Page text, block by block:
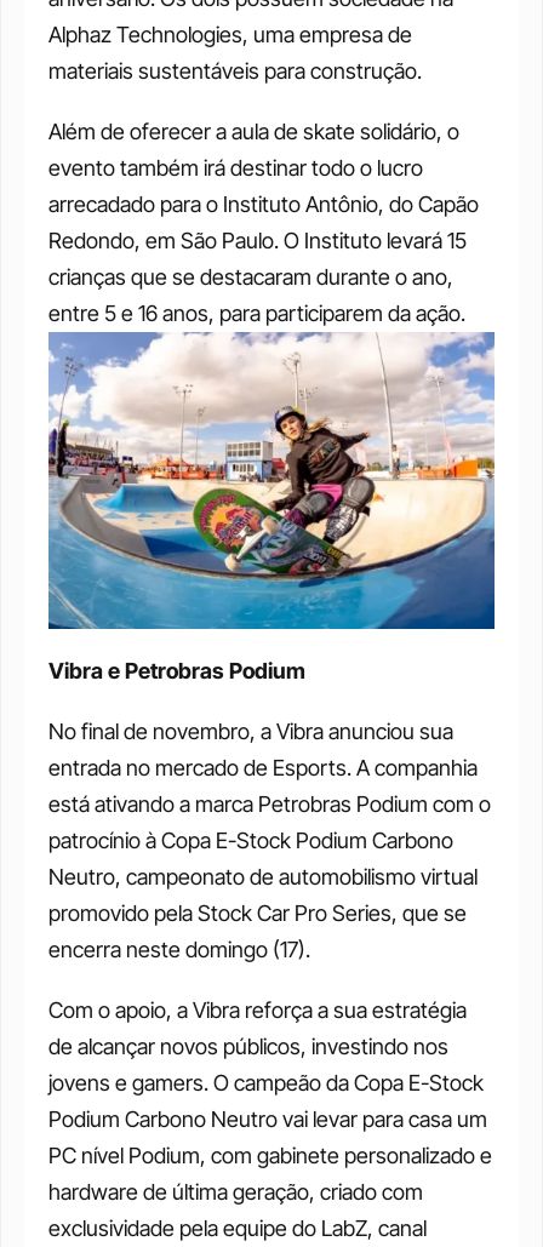
Alphaz Technologies, uma empresa de
materiais sustentáveis para construção.
Além de oferecer a aula de skate solidário, o
evento também irá destinar todo o lucro
arrecadado para o Instituto Antônio, do Capão
Redondo, em São Paulo. O Instituto levará 15
crianças que se destacaram durante o ano,
entre 5 e 16 anos, para participarem da ação.
Vibra e Petrobras Podium
No final de novembro, a Vibra anunciou sua
entrada no mercado de Esports. A companhia
está ativando a marca Petrobras Podium com o
patrocínio à Copa E-Stock Podium Carbono
Neutro, campeonato de automobilismo virtual
promovido pela Stock Car Pro Series, que se
encerra neste domingo (17).
Com o apoio, a Vibra reforça a sua estratégia
de alcançar novos públicos, investindo nos
jovens e gamers. O campeão da Copa E-Stock
Podium Carbono Neutro vai levar para casa um
PC nível Podium, com gabinete personalizado e
hardware de última geração, criado com
exclusividade pela equipe do LabZ, canal